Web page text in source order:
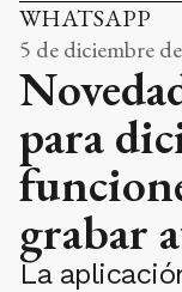
WHATSAPP
5 de diciembre
para
grabar
La